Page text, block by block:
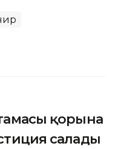
қорына
салады